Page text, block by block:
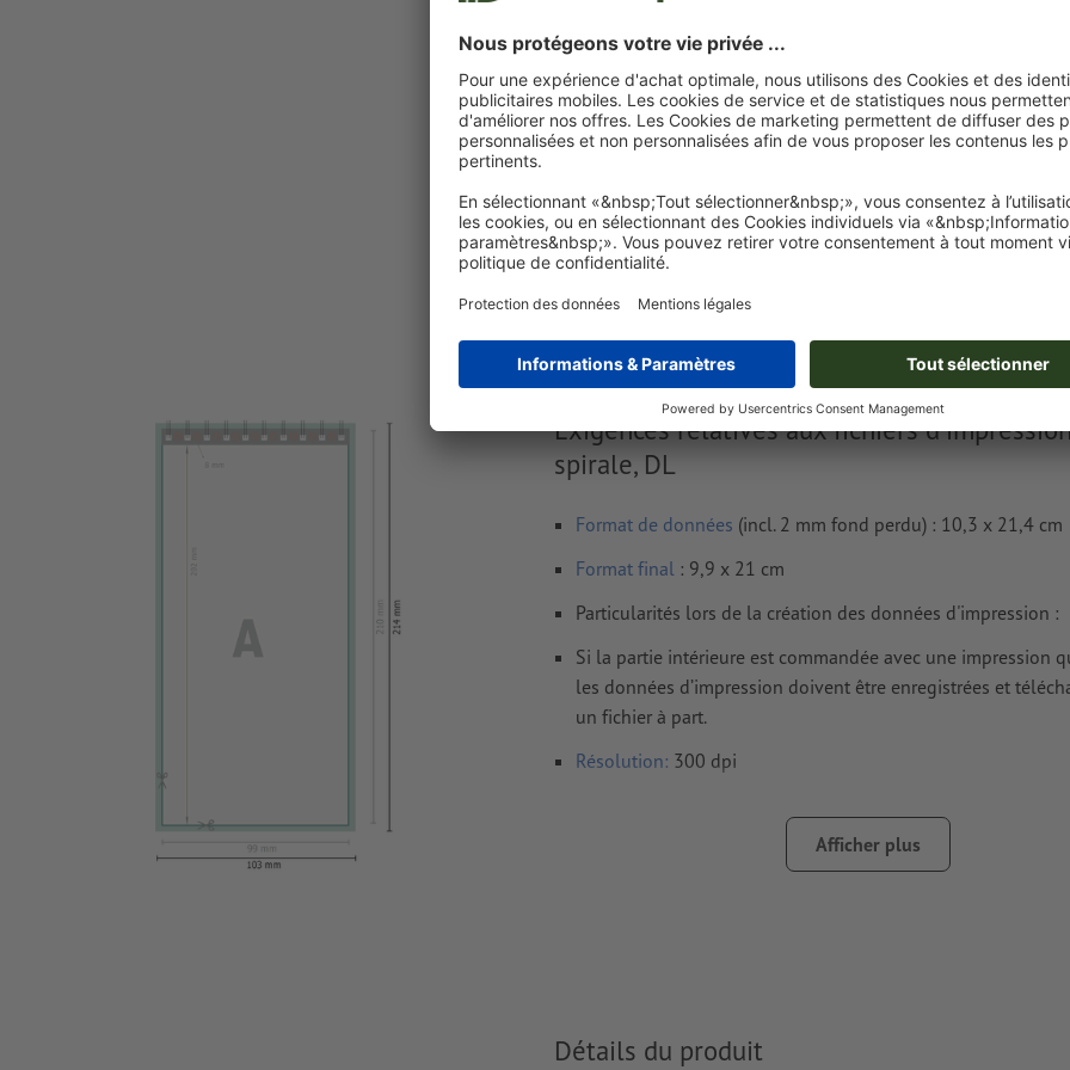
Je dépose mes fichiers
€ 159,42 €
Livraison approx. :
Poids: env. 5,12 kg
Exigences relatives aux fichiers
spirale, DL
Format de données (incl. 2 mm fond perdu) : 10,3 x 21,4 cm
Format final : 9,9 x 21 cm
Particularités lors de la création des données d'impression :
Si la partie intérieure est commandée avec une impression
les données d’impression doivent être enregistrées et
un fichier à part.
Résolution: 300 dpi
distance de min. 4 mm du format final
CMJN, FOGRA52 (PSO Uncoated v3
Les commentaires sont supprimés et ne seront ainsi pas
Afficher plus
Détails du produit